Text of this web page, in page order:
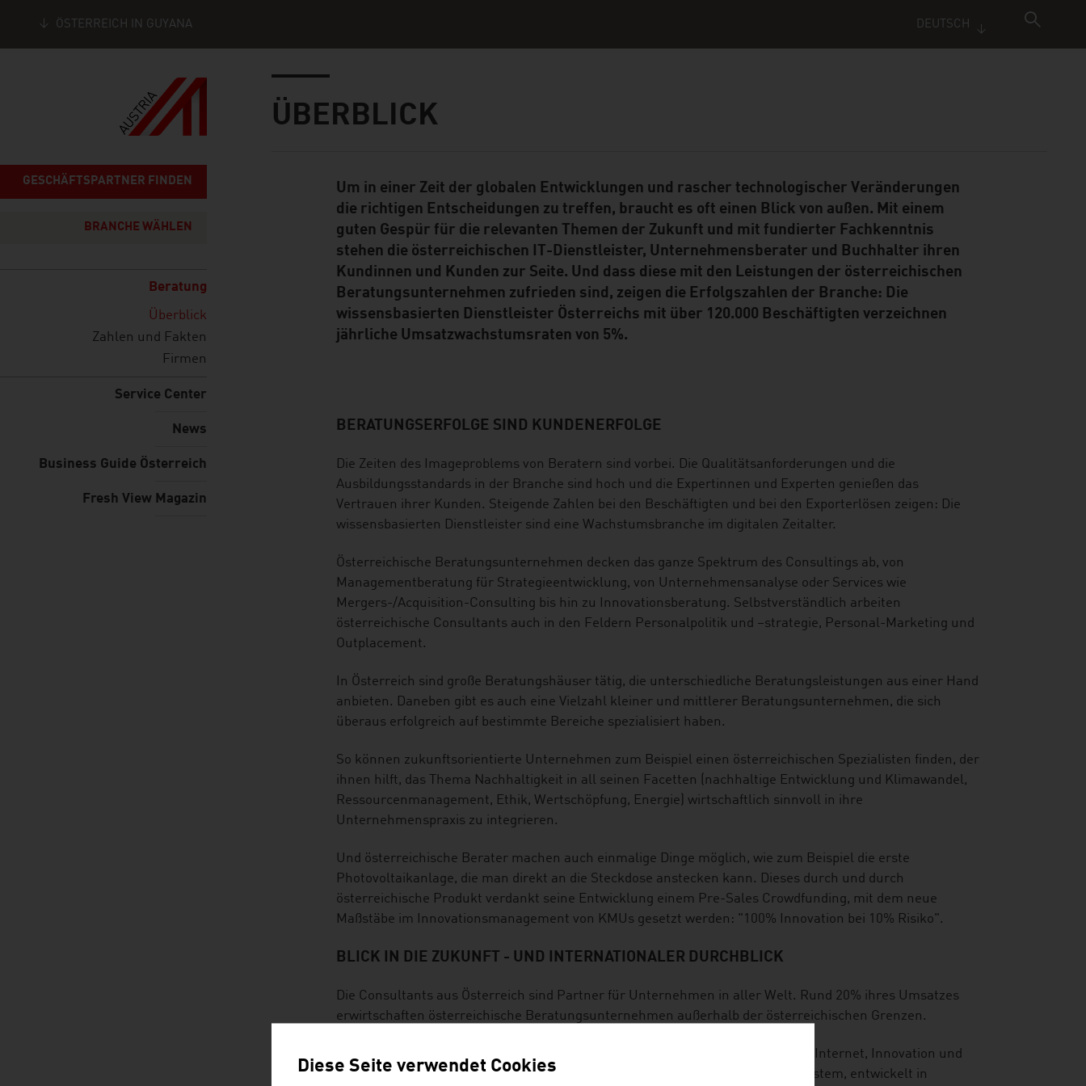
DEUTSCH
ÖSTERREICH IN GUYANA
GESCHÄFTSPARTNER FINDEN
BRANCHE WÄHLEN
Beratung
Überblick
Zahlen und Fakten
Firmen
Service Center
News
Business Guide Österreich
Fresh View Magazin
ÜBERBLICK
Standard Content Module
Um in einer Zeit der globalen Entwicklungen und rascher technologischer Veränderungen
die richtigen Entscheidungen zu treffen, braucht es oft einen Blick von außen. Mit einem
guten Gespür für die relevanten Themen der Zukunft und mit fundierter Fachkenntnis
stehen die österreichischen IT-Dienstleister, Unternehmensberater und Buchhalter ihren
Kundinnen und Kunden zur Seite. Und dass diese mit den Leistungen der österreichischen
Beratungsunternehmen zufrieden sind, zeigen die Erfolgszahlen der Branche: Die
wissensbasierten Dienstleister Österreichs mit über 120.000 Beschäftigten verzeichnen
jährliche Umsatzwachstumsraten von 5%.
BERATUNGSERFOLGE SIND KUNDENERFOLGE
Die Zeiten des Imageproblems von Beratern sind vorbei. Die Qualitätsanforderungen und die
Ausbildungsstandards in der Branche sind hoch und die Expertinnen und Experten genießen das
Vertrauen ihrer Kunden. Steigende Zahlen bei den Beschäftigten und bei den Exporterlösen zeigen: Die
wissensbasierten Dienstleister sind eine Wachstumsbranche im digitalen Zeitalter.
Österreichische Beratungsunternehmen decken das ganze Spektrum des Consultings ab, von
Managementberatung für Strategieentwicklung, von Unternehmensanalyse oder Services wie
Mergers-/Acquisition-Consulting bis hin zu Innovationsberatung. Selbstverständlich arbeiten
österreichische Consultants auch in den Feldern Personalpolitik und –strategie, Personal-Marketing und
Outplacement.
In Österreich sind große Beratungshäuser tätig, die unterschiedliche Beratungsleistungen aus einer Hand
anbieten. Daneben gibt es auch eine Vielzahl kleiner und mittlerer Beratungsunternehmen, die sich
überaus erfolgreich auf bestimmte Bereiche spezialisiert haben.
So können zukunftsorientierte Unternehmen zum Beispiel einen österreichischen Spezialisten finden, der
ihnen hilft, das Thema Nachhaltigkeit in all seinen Facetten (nachhaltige Entwicklung und Klimawandel,
Ressourcenmanagement, Ethik, Wertschöpfung, Energie) wirtschaftlich sinnvoll in ihre
Unternehmenspraxis zu integrieren.
Und österreichische Berater machen auch einmalige Dinge möglich, wie zum Beispiel die erste
Photovoltaikanlage, die man direkt an die Steckdose anstecken kann. Dieses durch und durch
österreichische Produkt verdankt seine Entwicklung einem Pre-Sales Crowdfunding, mit dem neue
Maßstäbe im Innovationsmanagement von KMUs gesetzt werden: "100% Innovation bei 10% Risiko".
BLICK IN DIE ZUKUNFT - UND INTERNATIONALER DURCHBLICK
Die Consultants aus Österreich sind Partner für Unternehmen in aller Welt. Rund 20% ihres Umsatzes
erwirtschaften österreichische Beratungsunternehmen außerhalb der österreichischen Grenzen.
Die Beratungsbranche in Österreich bewegt die „i-volution“: Entwicklungen im Internet, Innovation und
Zukunftsorientierung. Zum Beispiel ermöglicht es ein weltweit einzigartiges System, entwickelt in
Diese Seite verwendet Cookies